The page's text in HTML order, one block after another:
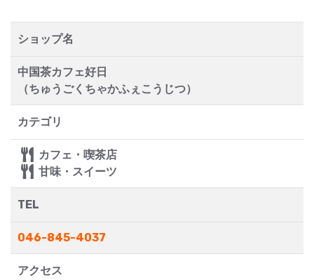
ショップ名
中国茶カフェ好日
（ちゅうごくちゃかふぇこうじつ）
カテゴリ
カフェ・喫茶店
甘味・スイーツ
TEL
046-845-4037
アクセス